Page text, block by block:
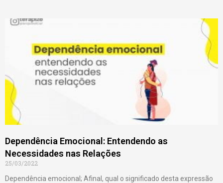
Dependência Emocional: Entendendo as
Necessidades nas Relações
25/03/2022
Dependência emocional; Afinal, qual o significado desta expressão